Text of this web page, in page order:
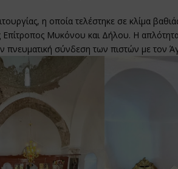
η οποία τελέστηκε σε κλίμα
Επίτροπος Μυκόνου και Δήλου. Η
πνευματική σύνδεση των πιστών με τον